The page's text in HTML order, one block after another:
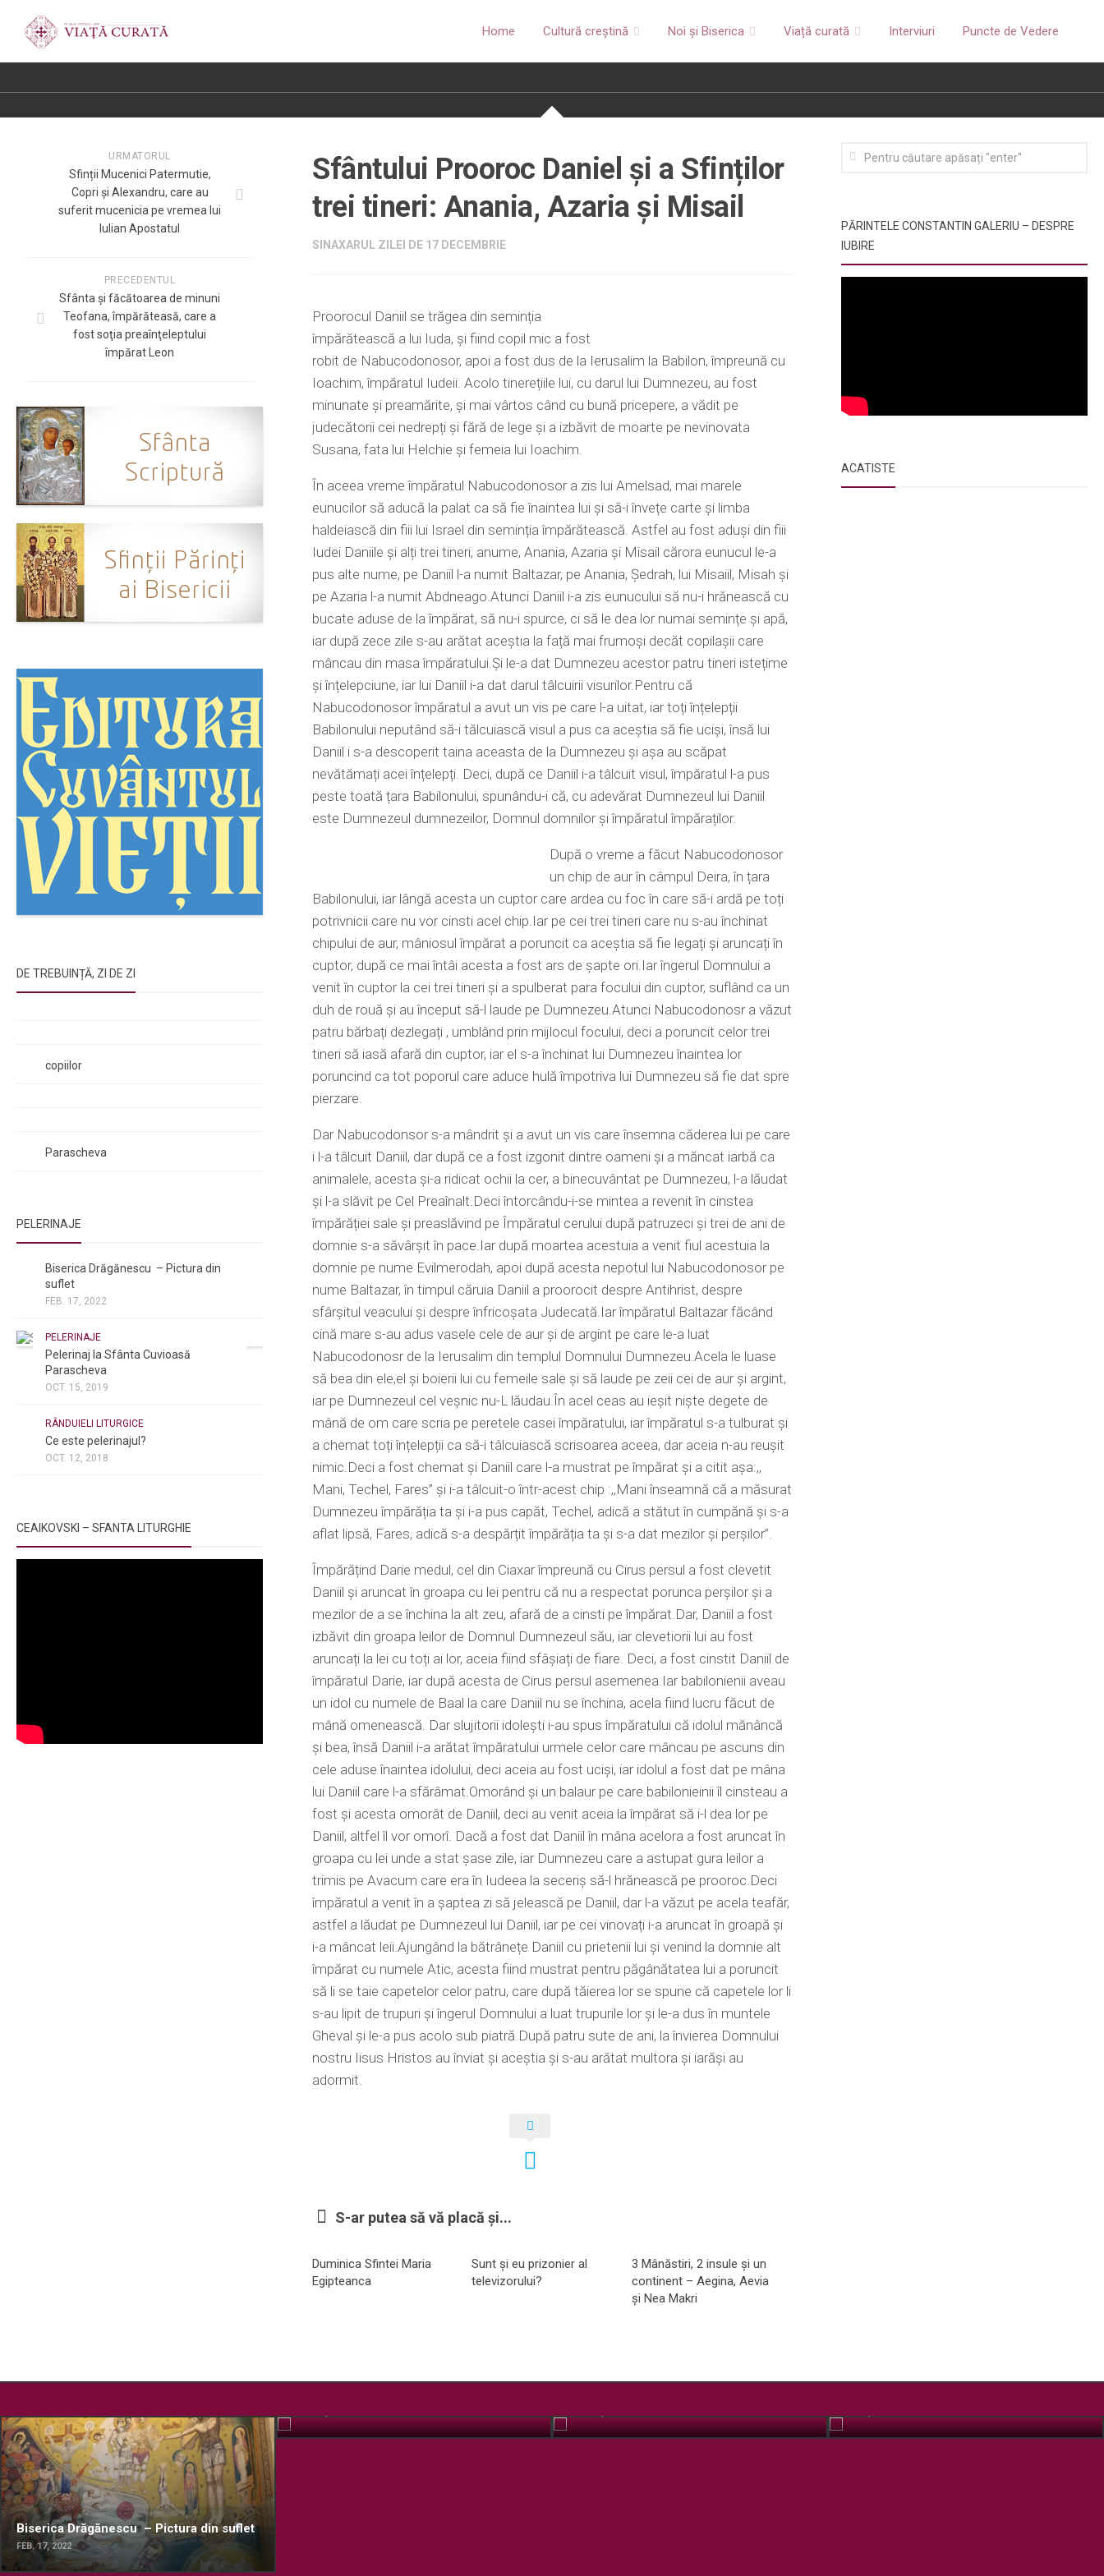
Home Cultură creștină Noi și Biserica Viață curată Interviuri Puncte de Vedere
Sfântului Prooroc Daniel și a Sfinților
trei tineri: Anania, Azaria și Misail
SINAXARUL ZILEI DE 17 DECEMBRIE
Proorocul Daniil se trăgea din seminția
împărătească a lui Iuda, și fiind copil mic a fost
robit de Nabucodonosor, apoi a fost dus de la Ierusalim la Babilon, împreună cu
Ioachim, împăratul Iudeii. Acolo tinerețiile lui, cu darul lui Dumnezeu, au fost
minunate și preamărite, și mai vârtos când cu bună pricepere, a vădit pe
judecătorii cei nedrepți și fără de lege și a izbăvit de moarte pe nevinovata
Susana, fata lui Helchie și femeia lui Ioachim.
În aceea vreme împăratul Nabucodonosor a zis lui Amelsad, mai marele
eunucilor să aducă la palat ca să fie înaintea lui și să-i învețe carte și limba
haldeiască din fiii lui Israel din seminția împărătească. Astfel au fost aduși din fiii
Iudei Daniile și alți trei tineri, anume, Anania, Azaria și Misail cărora eunucul le-a
pus alte nume, pe Daniil l-a numit Baltazar, pe Anania, Ședrah, lui Misaiil, Misah și
pe Azaria l-a numit Abdneago.Atunci Daniil i-a zis eunucului să nu-i hrănească cu
bucate aduse de la împărat, să nu-i spurce, ci să le dea lor numai semințe și apă,
iar după zece zile s-au arătat aceștia la față mai frumoși decăt copilașii care
mâncau din masa împăratului.Și le-a dat Dumnezeu acestor patru tineri istețime
și înțelepciune, iar lui Daniil i-a dat darul tâlcuirii visurilor.Pentru că
Nabucodonosor împăratul a avut un vis pe care l-a uitat, iar toți înțelepții
Babilonului neputând să-i tălcuiască visul a pus ca aceștia să fie uciși, însă lui
Daniil i s-a descoperit taina aceasta de la Dumnezeu și așa au scăpat
nevătămați acei înțelepți. Deci, după ce Daniil i-a tâlcuit visul, împăratul l-a pus
peste toată țara Babilonului, spunându-i că, cu adevărat Dumnezeul lui Daniil
este Dumnezeul dumnezeilor, Domnul domnilor și împăratul împăraților.
După o vreme a făcut Nabucodonosor
un chip de aur în câmpul Deira, în țara
Babilonului, iar lângă acesta un cuptor care ardea cu foc în care să-i ardă pe toți
potrivnicii care nu vor cinsti acel chip.Iar pe cei trei tineri care nu s-au închinat
chipului de aur, mâniosul împărat a poruncit ca aceștia să fie legați și aruncați în
cuptor, după ce mai întâi acesta a fost ars de șapte ori.Iar îngerul Domnului a
venit în cuptor la cei trei tineri și a spulberat para focului din cuptor, suflând ca un
duh de rouă și au început să-l laude pe Dumnezeu.Atunci Nabucodonosr a văzut
patru bărbați dezlegați , umblând prin mijlocul focului, deci a poruncit celor trei
tineri să iasă afară din cuptor, iar el s-a închinat lui Dumnezeu înaintea lor
poruncind ca tot poporul care aduce hulă împotriva lui Dumnezeu să fie dat spre
pierzare.
Dar Nabucodonsor s-a mândrit și a avut un vis care însemna căderea lui pe care
i l-a tâlcuit Daniil, dar după ce a fost izgonit dintre oameni și a măncat iarbă ca
animalele, acesta și-a ridicat ochii la cer, a binecuvântat pe Dumnezeu, l-a lăudat
și l-a slăvit pe Cel Preaînalt.Deci întorcându-i-se mintea a revenit în cinstea
împărăției sale și preaslăvind pe Împăratul cerului după patruzeci și trei de ani de
domnie s-a săvârșit în pace.Iar după moartea acestuia a venit fiul acestuia la
domnie pe nume Evilmerodah, apoi după acesta nepotul lui Nabucodonosor pe
nume Baltazar, în timpul căruia Daniil a proorocit despre Antihrist, despre
sfârșitul veacului și despre înfricoșata Judecată.Iar împăratul Baltazar făcând
cină mare s-au adus vasele cele de aur și de argint pe care le-a luat
Nabucodonosr de la Ierusalim din templul Domnului Dumnezeu.Acela le luase
să bea din ele,el și boierii lui cu femeile sale și să laude pe zeii cei de aur și argint,
iar pe Dumnezeul cel veșnic nu-L lăudau.În acel ceas au ieșit niște degete de
mână de om care scria pe peretele casei împăratului, iar împăratul s-a tulburat și
a chemat toți înțelepții ca să-i tâlcuiască scrisoarea aceea, dar aceia n-au reușit
nimic.Deci a fost chemat și Daniil care l-a mustrat pe împărat și a citit așa:,,
Mani, Techel, Fares’’ și i-a tâlcuit-o într-acest chip :,,Mani înseamnă că a măsurat
Dumnezeu împărăția ta și i-a pus capăt, Techel, adică a stătut în cumpănă și s-a
aflat lipsă, Fares, adică s-a despărțit împărăția ta și s-a dat mezilor și perșilor’’.
Împărățind Darie medul, cel din Ciaxar împreună cu Cirus persul a fost clevetit
Daniil și aruncat în groapa cu lei pentru că nu a respectat porunca perșilor și a
mezilor de a se închina la alt zeu, afară de a cinsti pe împărat.Dar, Daniil a fost
izbăvit din groapa leilor de Domnul Dumnezeul său, iar clevetiorii lui au fost
aruncați la lei cu toți ai lor, aceia fiind sfâșiați de fiare. Deci, a fost cinstit Daniil de
împăratul Darie, iar după acesta de Cirus persul asemenea.Iar babilonienii aveau
un idol cu numele de Baal la care Daniil nu se închina, acela fiind lucru făcut de
mână omenească. Dar slujitorii idolești i-au spus împăratului că idolul mănâncă
și bea, însă Daniil i-a arătat împăratului urmele celor care mâncau pe ascuns din
cele aduse înaintea idolului, deci aceia au fost uciși, iar idolul a fost dat pe mâna
lui Daniil care l-a sfărâmat.Omorând și un balaur pe care babilonieinii îl cinsteau a
fost și acesta omorât de Daniil, deci au venit aceia la împărat să i-l dea lor pe
Daniil, altfel îl vor omorî. Dacă a fost dat Daniil în mâna acelora a fost aruncat în
groapa cu lei unde a stat șase zile, iar Dumnezeu care a astupat gura leilor a
trimis pe Avacum care era în Iudeea la seceriș să-l hrănească pe prooroc.Deci
împăratul a venit în a șaptea zi să jelească pe Daniil, dar l-a văzut pe acela teafăr,
astfel a lăudat pe Dumnezeul lui Daniil, iar pe cei vinovați i-a aruncat în groapă și
i-a mâncat leii.Ajungând la bătrânețe Daniil cu prietenii lui și venind la domnie alt
împărat cu numele Atic, acesta fiind mustrat pentru păgânătatea lui a poruncit
să li se taie capetelor celor patru, care după tăierea lor se spune că capetele lor li
s-au lipit de trupuri și îngerul Domnului a luat trupurile lor și le-a dus în muntele
Gheval și le-a pus acolo sub piatră.După patru sute de ani, la învierea Domnului
nostru Iisus Hristos au înviat și aceștia și s-au arătat multora și iarăși au
adormit.
S-ar putea să vă placă și...
Duminica Sfintei Maria
Egipteanca
Sunt şi eu prizonier al
televizorului?
3 Mânăstiri, 2 insule și un
continent – Aegina, Aevia
și Nea Makri
URMATORUL
Sfinții Mucenici Patermutie,
Copri și Alexandru, care au
suferit mucenicia pe vremea lui
Iulian Apostatul
PRECEDENTUL
Sfânta și făcătoarea de minuni
Teofana, împărăteasă, care a
fost soţia preaînţeleptului
împărat Leon
DE TREBUINȚĂ, ZI DE ZI
copiilor
Parascheva
PELERINAJE
Biserica Drăgănescu – Pictura din
suflet
FEB. 17, 2022
PELERINAJE
Pelerinaj la Sfânta Cuvioasă
Parascheva
OCT. 15, 2019
RÂNDUIELI LITURGICE
Ce este pelerinajul?
OCT. 12, 2018
CEAIKOVSKI – SFANTA LITURGHIE
PĂRINTELE CONSTANTIN GALERIU – DESPRE
IUBIRE
ACATISTE
Biserica Drăgănescu – Pictura din suflet
FEB. 17, 2022